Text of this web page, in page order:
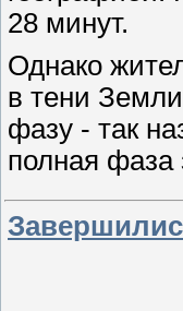
28 минут.
Однако
в тени
фазу - так
полная фаза